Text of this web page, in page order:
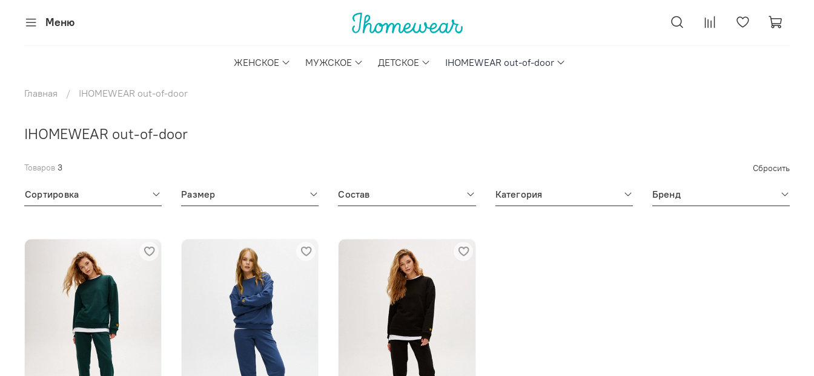
Меню
ЖЕНСКОЕ МУЖСКОЕ ДЕТСКОЕ IHOMEWEAR out-of-door
Главная IHOMEWEAR out-of-door
IHOMEWEAR out-of-door
Товаров 3 Сбросить
Сортировка Размер Состав Категория Бренд